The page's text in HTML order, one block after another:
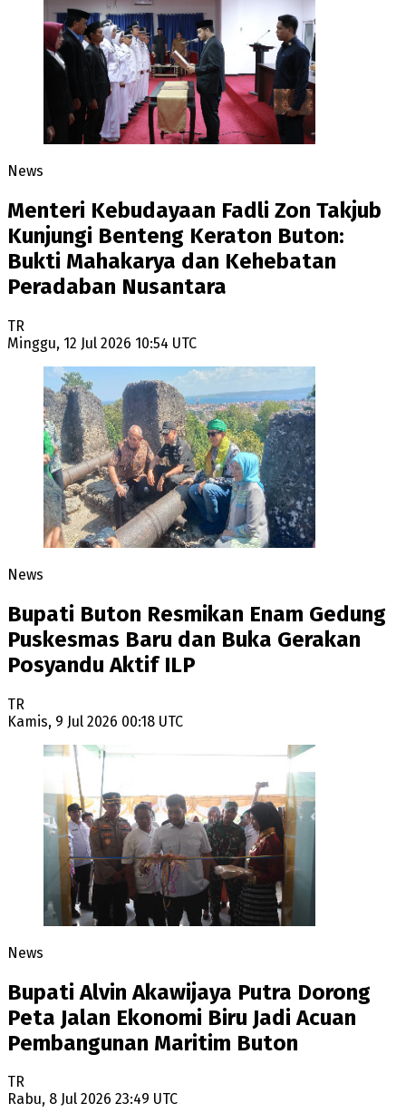
News
Menteri Kebudayaan Fadli Zon Takjub
Kunjungi Benteng Keraton Buton:
Bukti Mahakarya dan Kehebatan
Peradaban Nusantara
TR
Minggu, 12 Jul 2026 10:54 UTC
News
Bupati Buton Resmikan Enam Gedung
Puskesmas Baru dan Buka Gerakan
Posyandu Aktif ILP
TR
Kamis, 9 Jul 2026 00:18 UTC
News
Bupati Alvin Akawijaya Putra Dorong
Peta Jalan Ekonomi Biru Jadi Acuan
Pembangunan Maritim Buton
TR
Rabu, 8 Jul 2026 23:49 UTC